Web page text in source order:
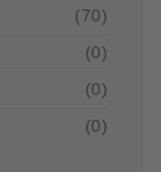
(70)
(0)
(0)
(0)